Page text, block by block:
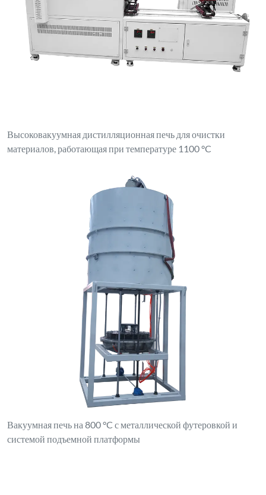
Высоковакуумная дистилляционная печь для очистки
материалов, работающая при температуре 1100 °C
Вакуумная печь на 800 °C с металлической футеровкой и
системой подъемной платформы